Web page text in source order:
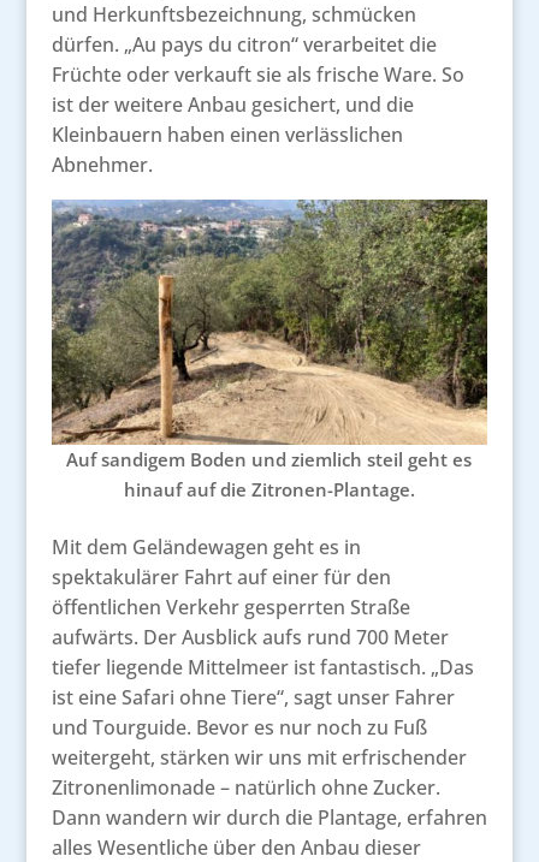
und Herkunftsbezeichnung, schmücken
dürfen. „Au pays du citron“ verarbeitet die
Früchte oder verkauft sie als frische Ware. So
ist der weitere Anbau gesichert, und die
Kleinbauern haben einen verlässlichen
Abnehmer.
Auf sandigem Boden und ziemlich steil geht es
hinauf auf die Zitronen-Plantage.
Mit dem Geländewagen geht es in
spektakulärer Fahrt auf einer für den
öffentlichen Verkehr gesperrten Straße
aufwärts. Der Ausblick aufs rund 700 Meter
tiefer liegende Mittelmeer ist fantastisch. „Das
ist eine Safari ohne Tiere“, sagt unser Fahrer
und Tourguide. Bevor es nur noch zu Fuß
weitergeht, stärken wir uns mit erfrischender
Zitronenlimonade – natürlich ohne Zucker.
Dann wandern wir durch die Plantage, erfahren
alles Wesentliche über den Anbau dieser